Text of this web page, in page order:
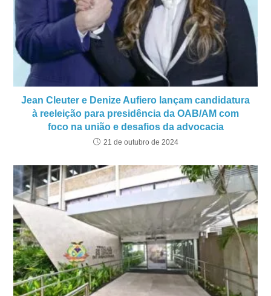
Jean Cleuter e Denize Aufiero lançam candidatura
à reeleição para presidência da OAB/AM com
foco na união e desafios da advocacia
21 de outubro de 2024